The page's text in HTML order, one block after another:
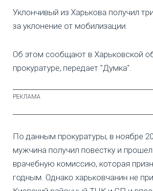
Уклончивый из Харькова получил
за уклонение от мобилизации.
Об этом сообщают в Харьковской
прокуратуре, передает "Думка".
По данным прокуратуры, в ноябре
мужчина получил повестку и
врачебную комиссию, которая
годным. Однако харьковчанин не